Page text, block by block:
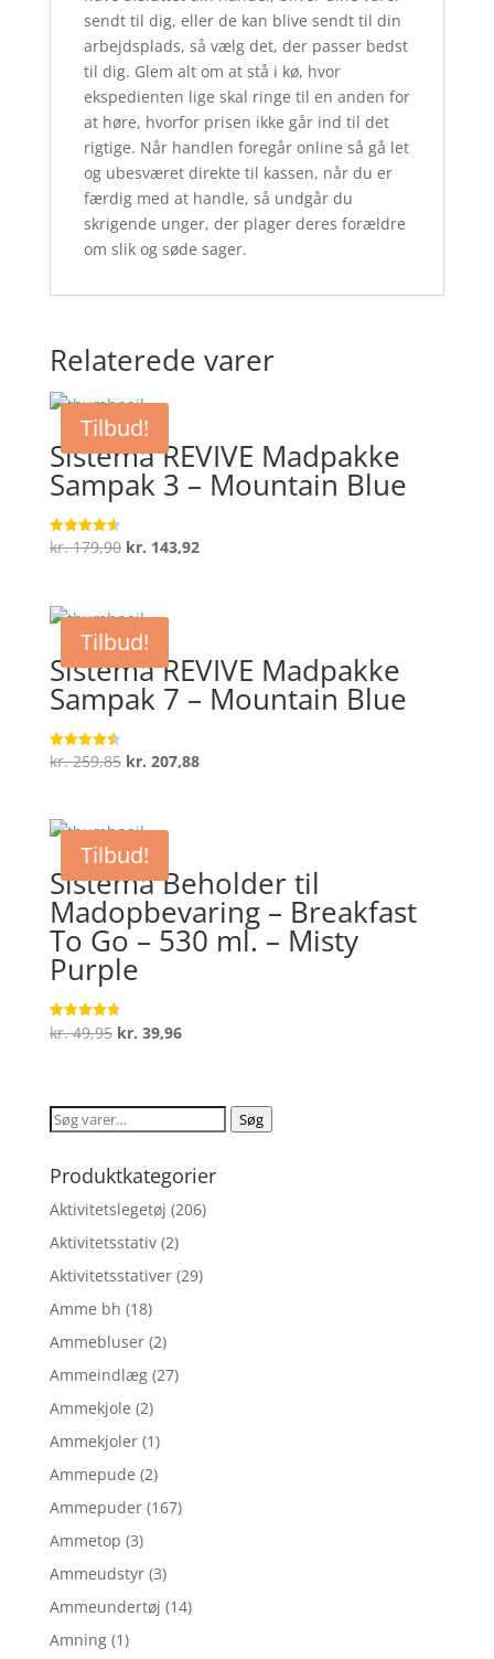
sendt til dig, eller de kan blive sendt til din
arbejdsplads, så vælg det, der passer bedst
til dig. Glem alt om at stå i kø, hvor
ekspedienten lige skal ringe til en anden for
at høre, hvorfor prisen ikke går ind til det
rigtige. Når handlen foregår online så gå let
og ubesværet direkte til kassen, når du er
færdig med at handle, så undgår du
skrigende unger, der plager deres forældre
om slik og søde sager.
Relaterede varer
Tilbud!
Sistema REVIVE Madpakke
Sampak 3 – Mountain Blue
Vurderet
4.6
kr.179,90 Den
var:
kr. 179,90.
kr. 143,92Den
Tilbud!
Sistema REVIVE Madpakke
Sampak 7 – Mountain Blue
Vurderet
4.5
kr.259,85 Den
var:
kr. 259,85.
kr. 207,88Den
Tilbud!
Sistema Beholder til
Madopbevaring – Breakfast
To Go – 530 ml. – Misty
Purple
Vurderet
4.7
kr.49,95 Den
var:
kr. 49,95.
kr. 39,96Den
er:
kr. 39,96.
Søg
Søg
Produktkategorier
Aktivitetslegetøj (206)
Aktivitetsstativ (2)
Aktivitetsstativer (29)
Amme bh (18)
Ammebluser (2)
Ammeindlæg (27)
Ammekjole (2)
Ammekjoler (1)
Ammepude (2)
Ammepuder (167)
Ammetop (3)
Ammeudstyr (3)
Ammeundertøj (14)
Amning (1)